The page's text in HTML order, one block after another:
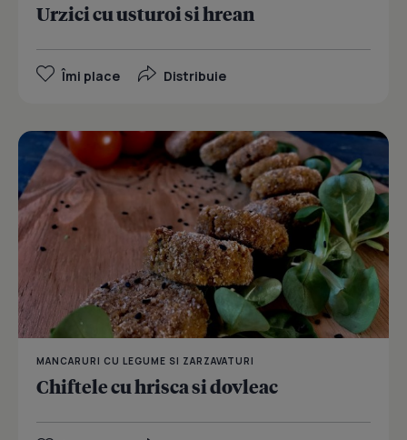
Urzici cu usturoi si hrean
Îmi place Distribuie
MANCARURI CU LEGUME SI ZARZAVATURI
Chiftele cu hrisca si dovleac